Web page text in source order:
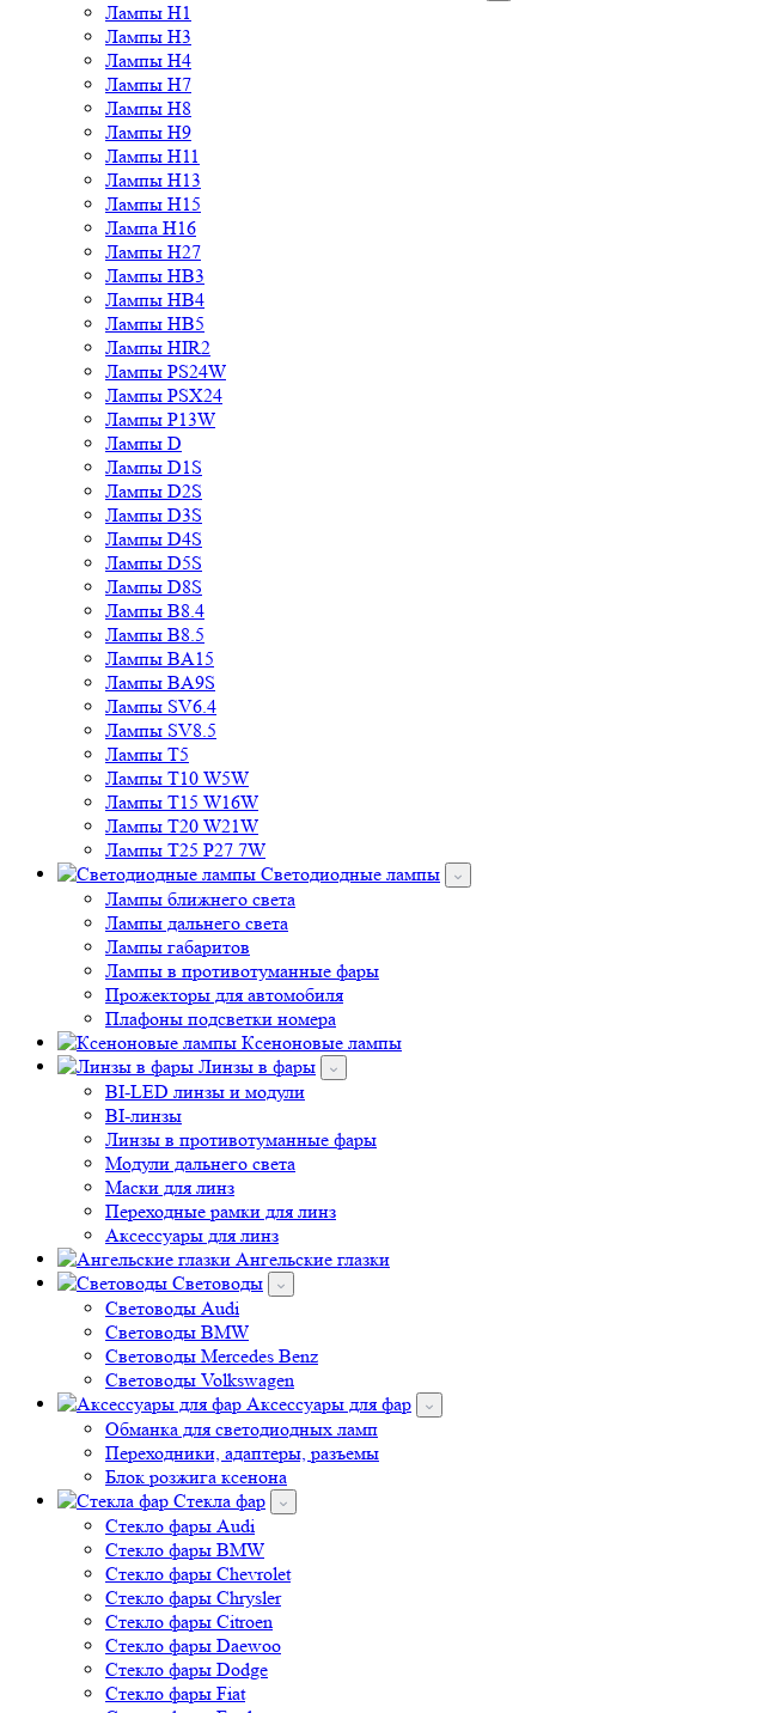
Лампы H1
Лампы H3
Лампы H4
Лампы H7
Лампы H8
Лампы H9
Лампы H11
Лампы H13
Лампы H15
Лампа H16
Лампы H27
Лампы HB3
Лампы HB4
Лампы HB5
Лампы HIR2
Лампы PS24W
Лампы PSX24
Лампы P13W
Лампы D
Лампы D1S
Лампы D2S
Лампы D3S
Лампы D4S
Лампы D5S
Лампы D8S
Лампы B8.4
Лампы B8.5
Лампы BA15
Лампы BA9S
Лампы SV6.4
Лампы SV8.5
Лампы T5
Лампы T10 W5W
Лампы T15 W16W
Лампы T20 W21W
Лампы T25 P27 7W
Светодиодные лампы
Лампы ближнего света
Лампы дальнего света
Лампы габаритов
Лампы в противотуманные фары
Прожекторы для автомобиля
Плафоны подсветки номера
Ксеноновые лампы
Линзы в фары
BI-LED линзы и модули
BI-линзы
Линзы в противотуманные фары
Модули дальнего света
Маски для линз
Переходные рамки для линз
Аксессуары для линз
Ангельские глазки
Световоды
Cветоводы Audi
Cветоводы BMW
Световоды Mercedes Benz
Cветоводы Volkswagen
Аксессуары для фар
Обманка для светодиодных ламп
Переходники, адаптеры, разъемы
Блок розжига ксенона
Стекла фар
Стекло фары Audi
Стекло фары BMW
Стекло фары Chevrolet
Стекло фары Chrysler
Стекло фары Citroen
Стекло фары Daewoo
Стекло фары Dodge
Стекло фары Fiat